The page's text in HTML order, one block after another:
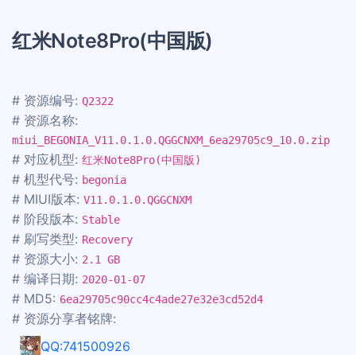
红米Note8Pro(中国版)
# 资源编号: Q2322
# 资源名称:
miui_BEGONIA_V11.0.1.0.QGGCNXM_6ea29705c9_10.0.zip
# 对应机型: 红米Note8Pro(中国版)
# 机型代号: begonia
# MIUI版本: V11.0.1.0.QGGCNXM
# 阶段版本: Stable
# 刷写类型: Recovery
# 资源大小: 2.1 GB
# 编译日期: 2020-01-07
# MD5: 6ea29705c90cc4c4ade27e32e3cd52d4
# 资源分享者铭牌:
QQ:741500926